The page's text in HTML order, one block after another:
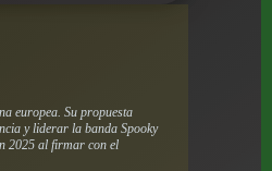
europea. Su propuesta
y liderar la banda Spooky
2025 al firmar con el